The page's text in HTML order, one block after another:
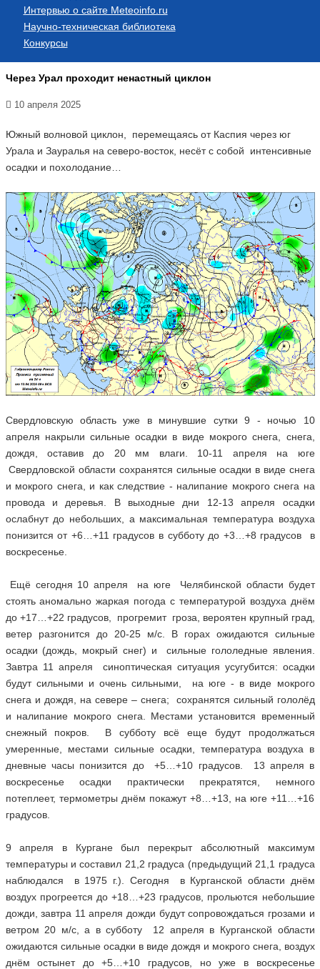
Интервью о сайте Meteoinfo.ru
Научно-техническая библиотека
Конкурсы
Через Урал проходит ненастный циклон
10 апреля 2025
Южный волновой циклон, перемещаясь от Каспия через юг
Урала и Зауралья на северо-восток, несёт с собой интенсивные
осадки и похолодание…
Свердловскую область уже в минувшие сутки 9 - ночью 10
апреля накрыли сильные осадки в виде мокрого снега, снега,
дождя, оставив до 20 мм влаги. 10-11 апреля на юге
Свердловской области сохранятся сильные осадки в виде снега
и мокрого снега, и как следствие - налипание мокрого снега на
провода и деревья. В выходные дни 12-13 апреля осадки
ослабнут до небольших, а максимальная температура воздуха
понизится от +6…+11 градусов в субботу до +3…+8 градусов в
воскресенье.
Ещё сегодня 10 апреля на юге Челябинской области будет
стоять аномально жаркая погода с температурой воздуха днём
до +17…+22 градусов, прогремит гроза, вероятен крупный град,
ветер разгонится до 20-25 м/с. В горах ожидаются сильные
осадки (дождь, мокрый снег) и сильные гололедные явления.
Завтра 11 апреля синоптическая ситуация усугубится: осадки
будут сильными и очень сильными, на юге - в виде мокрого
снега и дождя, на севере – снега; сохранятся сильный гололёд
и налипание мокрого снега. Местами установится временный
снежный покров. В субботу всё еще будут продолжаться
умеренные, местами сильные осадки, температура воздуха в
дневные часы понизится до +5…+10 градусов. 13 апреля в
воскресенье осадки практически прекратятся, немного
потеплеет, термометры днём покажут +8…+13, на юге +11…+16
градусов.
9 апреля в Кургане был перекрыт абсолютный максимум
температуры и составил 21,2 градуса (предыдущий 21,1 градуса
наблюдался в 1975 г.). Сегодня в Курганской области днём
воздух прогреется до +18…+23 градусов, прольются небольшие
дожди, завтра 11 апреля дожди будут сопровождаться грозами и
ветром 20 м/с, а в субботу 12 апреля в Курганской области
ожидаются сильные осадки в виде дождя и мокрого снега, воздух
днём остынет до +5…+10 градусов, но уже в воскресенье